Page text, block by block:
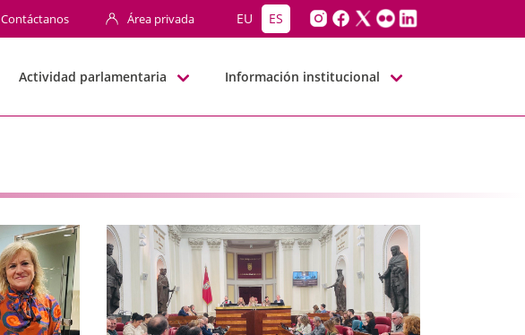
Contáctanos Área privada EU ES
Actividad parlamentaria Información institucional